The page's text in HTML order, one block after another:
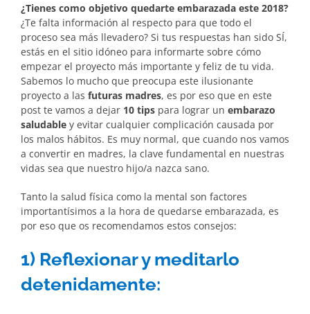
¿Tienes como objetivo quedarte embarazada este 2018?
¿Te falta información al respecto para que todo el
proceso sea más llevadero? Si tus respuestas han sido SÍ,
estás en el sitio idóneo para informarte sobre cómo
empezar el proyecto más importante y feliz de tu vida.
Sabemos lo mucho que preocupa este ilusionante
proyecto a las futuras madres, es por eso que en este
post te vamos a dejar 10 tips para lograr un embarazo
saludable y evitar cualquier complicación causada por
los malos hábitos. Es muy normal, que cuando nos vamos
a convertir en madres, la clave fundamental en nuestras
vidas sea que nuestro hijo/a nazca sano.
Tanto la salud física como la mental son factores
importantísimos a la hora de quedarse embarazada, es
por eso que os recomendamos estos consejos:
1) Reflexionar y meditarlo
detenidamente: